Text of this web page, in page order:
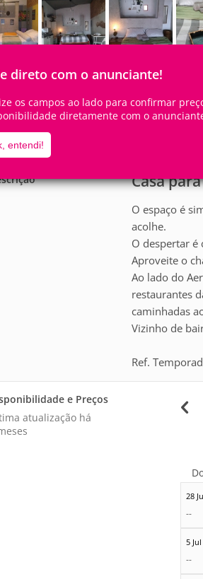
direto com o anunciante!
os campos ao lado para confirmar
diretamente com o
entendi!
2Pessoas 1
Casa
O espaço é
acolhe.
O despertar é
Aproveite o
Ao lado do
restaurantes
caminhadas
Vizinho de
Ref.
e Preços
atualização há
28
--
5 Jul
--